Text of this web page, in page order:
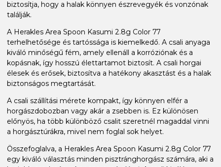
biztosítja, hogy a halak könnyen észrevegyék és vonzónak
találják.
A Herakles Area Spoon Kasumi 2.8g Color 77
terhelhetősége és tartóssága is kiemelkedő. A csali anyaga
kiváló minőségű fém, amely ellenáll a korróziónak és a
kopásnak, így hosszú élettartamot biztosít. A csali horgai
élesek és erősek, biztosítva a hatékony akasztást és a halak
biztonságos megtartását.
A csali szállítási mérete kompakt, így könnyen elfér a
horgászdobozban vagy akár a zsebben is. Ez különösen
előnyös, ha több különböző csalit szeretnél magaddal vinni
a horgásztúrákra, mivel nem foglal sok helyet.
Összefoglalva, a Herakles Area Spoon Kasumi 2.8g Color 77
egy kiváló választás minden pisztránghorgász számára, aki a